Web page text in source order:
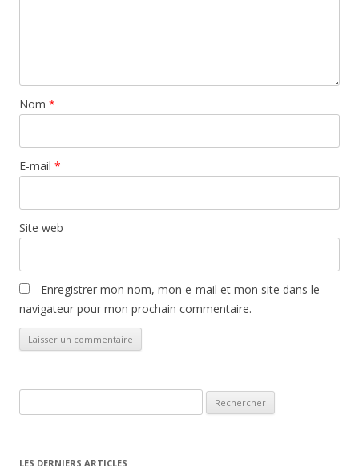
Nom *
E-mail *
Site web
Enregistrer mon nom, mon e-mail et mon site dans le
navigateur pour mon prochain commentaire.
LES DERNIERS ARTICLES